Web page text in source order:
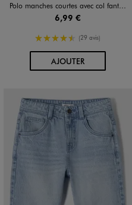
Polo manches courtes avec col fantaisie garçon
6,99 €
4.5/5 de moyenne
(29 avis)
AJOUTERAU PANIER